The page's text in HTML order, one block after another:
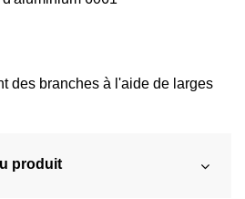
des branches à l'aide de larges
produit